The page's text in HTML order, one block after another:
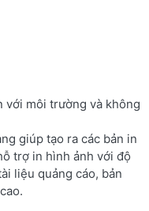
với môi trường và không
giúp tạo ra các bản in
trợ in hình ảnh với độ
liệu quảng cáo, bản